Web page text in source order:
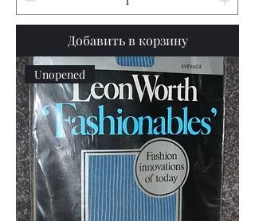
Добавить в корзину
Unopened